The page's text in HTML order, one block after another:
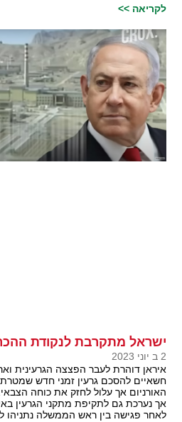
לקריאה >>
ישראל מתקרבת לנקודת
2 ב יוני 2023
איראן דוהרת לעבר הפצצה הגרעינית
חשאיים להסכם גרעין זמני חדש
האורניום אך עלול לחזק את כוחה
אך נערכת גם לתקיפת מתקני הגרעין
לאחר פגישה בין ראש הממשלה נתניהו